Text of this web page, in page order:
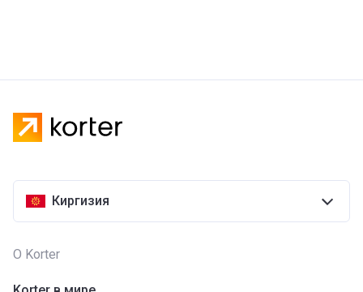
Киргизия
О Korter